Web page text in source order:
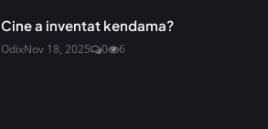
Cine a inventat kendama?
OdixNov 18, 2025 0 6